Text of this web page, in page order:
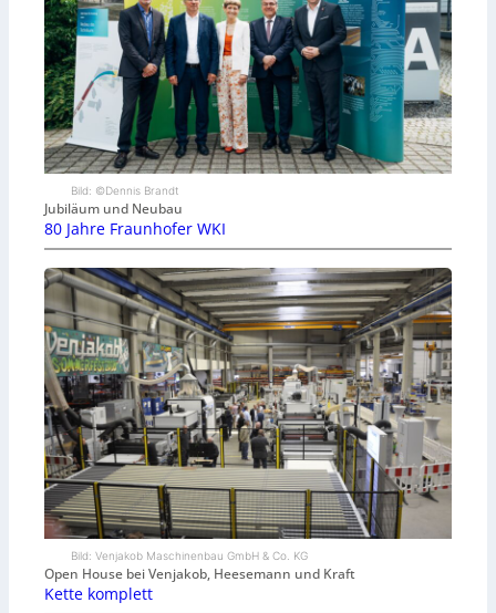
Bild: ©Dennis Brandt
Jubiläum und Neubau
80 Jahre Fraunhofer WKI
Bild: Venjakob Maschinenbau GmbH & Co. KG
Open House bei Venjakob, Heesemann und Kraft
Kette komplett